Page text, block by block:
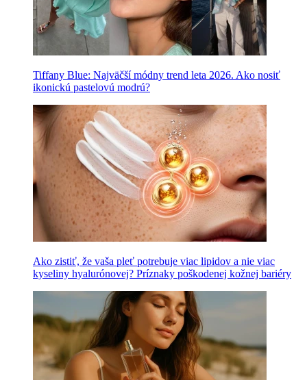
Tiffany Blue: Najväčší módny trend leta 2026. Ako nosiť
ikonickú pastelovú modrú?
Ako zistiť, že vaša pleť potrebuje viac lipidov a nie viac
kyseliny hyalurónovej? Príznaky poškodenej kožnej bariéry